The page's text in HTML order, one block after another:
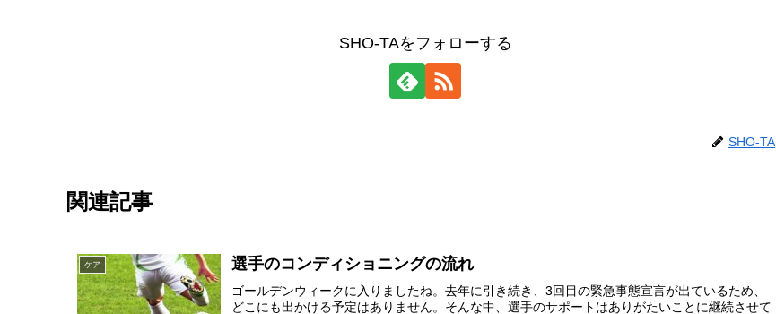
SHO-TAをフォローする
SHO-TA
関連記事
ケア 選手のコンディショニングの流れ
ゴールデンウィークに入りましたね。去年に引き続き、3回目の緊急事態宣言が出ているため、
どこにも出かける予定はありません。そんな中、選手のサポートはありがたいことに継続させて